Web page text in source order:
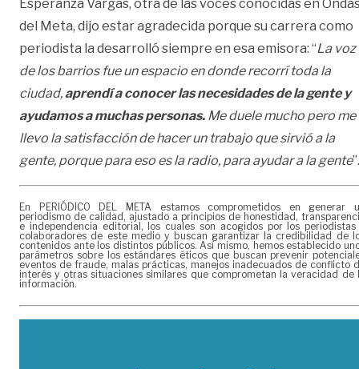
Esperanza Vargas, otra de las voces conocidas en
del Meta, dijo estar agradecida porque su carrera como
periodista la desarrolló siempre en esa emisora: “La voz
de los barrios fue un espacio en donde recorrí toda la
ciudad,aprendí a conocer las necesidades de la gente y
ayudamos a muchas personas. Me duele mucho pero me
llevo la satisfacción de hacer un trabajo que sirvió a la
gente, porque para eso es la radio, para ayudar a la gente”.
En PERIÓDICO DEL META estamos comprometidos en generar
periodismo de calidad, ajustado a principios de honestidad,
e independencia editorial, los cuales son acogidos por los periodistas
colaboradores de este medio y buscan garantizar la credibilidad de
contenidos ante los distintos públicos. Así mismo, hemos establecido
parámetros sobre los estándares éticos que buscan prevenir
eventos de fraude, malas prácticas, manejos inadecuados de conflicto
interés y otras situaciones similares que comprometan la veracidad de
información.